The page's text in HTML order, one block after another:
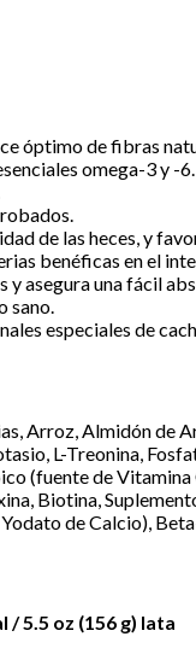
óptimo de fibras
omega-3 y -6.
de las heces, y
benéficas en el
y asegura una fácil
sano.
especiales de
Arroz, Almidón de
L-Treonina,
(fuente de
Biotina,
de Calcio),
/ 5.5 oz (156 g) lata